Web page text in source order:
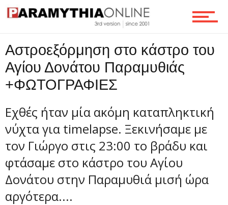
Ροή
Αστροεξόρμηση στο κάστρο του
Αγίου Δονάτου Παραμυθιάς
+ΦΩΤΟΓΡΑΦΙΕΣ
Eχθές ήταν μία ακόμη καταπληκτική
νύχτα για timelapse. Ξεκινήσαμε με
τον Γιώργο στις 23:00 το βράδυ και
φτάσαμε στο κάστρο του Αγίου
Δονάτου στην Παραμυθιά μισή ώρα
αργότερα....